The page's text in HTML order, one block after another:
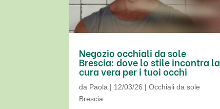
Negozio occhiali da sole
Brescia: dove lo stile incontra la
cura vera per i tuoi occhi
da Paola | 12/03/26 |Occhiali da sole
Brescia